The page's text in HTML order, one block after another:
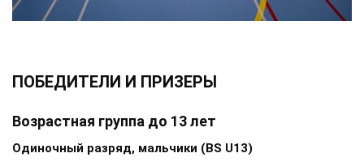
ПОБЕДИТЕЛИ И ПРИЗЕРЫ
Возрастная группа до 13 лет
Одиночный разряд, мальчики (BS U13)